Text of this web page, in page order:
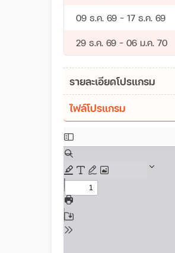
09 ธ.ค. 69 - 17 ธ.ค. 69
29 ธ.ค. 69 - 06 ม.ค. 70
รายละเอียดโปรแกรม
ไฟล์โปรแกรม